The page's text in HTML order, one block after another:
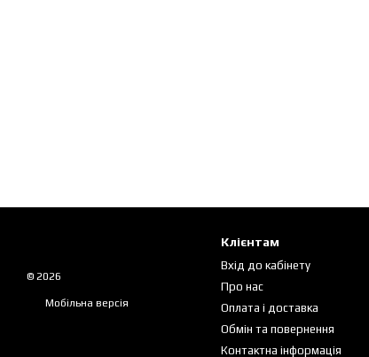
© 2026
Мобільна версія
Клієнтам
Вхід до кабінету
Про нас
Оплата і доставка
Обмін та повернення
Контактна інформація